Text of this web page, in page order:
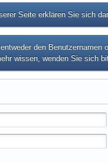
Seite erklären Sie sich
den
wissen, wenden Sie sich